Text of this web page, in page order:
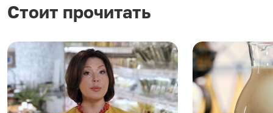
Стоит прочитать